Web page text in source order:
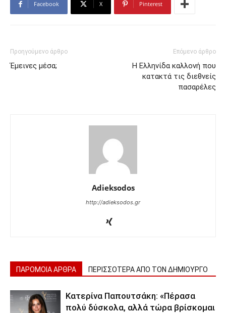
Facebook X Pinterest
Προηγούμενο άρθρο
Έμεινες μέσα;
Επόμενο άρθρο
Η Ελληνίδα καλλονή που
κατακτά τις διεθνείς
πασαρέλες
Adieksodos
http://adieksodos.gr
ΠΑΡΟΜΟΙΑ ΑΡΘΡΑ ΠΕΡΙΣΣΟΤΕΡΑ ΑΠΟ ΤΟΝ ΔΗΜΙΟΥΡΓΟ
Κατερίνα Παπουτσάκη: «Πέρασα
πολύ δύσκολα, αλλά τώρα βρίσκομαι